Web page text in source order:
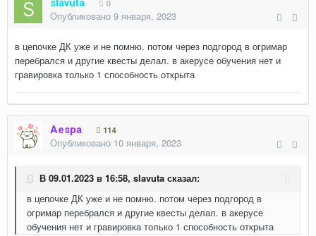
slavuta 0
Опубликовано 9 января, 2023
в цепочке ДК уже и не помню. потом через подгород в огримар
перебрался и другие квесты делал. в акерусе обучения нет и
гравировка только 1 способность открыта
Aespa 114
Опубликовано 10 января, 2023
В 09.01.2023 в 16:58, slavuta сказал:
в цепочке ДК уже и не помню. потом через подгород в
огримар перебрался и другие квесты делал. в акерусе
обучения нет и гравировка только 1 способность открыта